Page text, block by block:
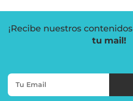
¡Recibe nuestros contenidos
tu mail!